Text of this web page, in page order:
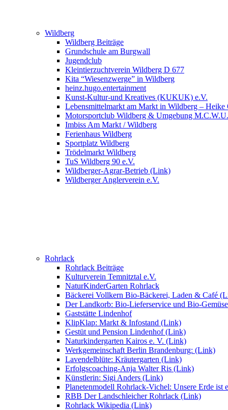
Wildberg
Wildberg Beiträge
Grundschule am Burgwall
Jugendclub
Kleintierzuchtverein Wildberg D 677
Kita “Wiesenzwerge” in Wildberg
heinz.hugo.entertainment
Kunst-Kultur-und Kreatives (KUKUK) e.V.
Lebensmittelmarkt am Markt in Wildberg – Heike
Motorsportclub Wildberg & Umgebung M.C.W.U.
Imbiss Am Markt / Wildberg
Ferienhaus Wildberg
Sportplatz Wildberg
Trödelmarkt Wildberg
TuS Wildberg 90 e.V.
Wildberger-Agrar-Betrieb (Link)
Wildberger Anglerverein e.V.
Rohrlack
Rohrlack Beiträge
Kulturverein Temnitztal e.V.
NaturKinderGarten Rohrlack
Bäckerei Vollkern Bio-Bäckerei, Laden & Café
Der Landkorb: Bio-Lieferservice und Bio-
Gaststätte Lindenhof
KlipKlap: Markt & Infostand (Link)
Gestüt und Pension Lindenhof (Link)
Naturkindergarten Kairos e. V. (Link)
Werkgemeinschaft Berlin Brandenburg: (Link)
Lavendelblüte: Kräutergarten (Link)
Erfolgscoaching-Anja Walter Ris (Link)
Künstlerin: Sigi Anders (Link)
Planetenmodell Rohrlack-Vichel: Unsere Erde ist
RBB Der Landschleicher Rohrlack (Link)
Rohrlack Wikipedia (Link)